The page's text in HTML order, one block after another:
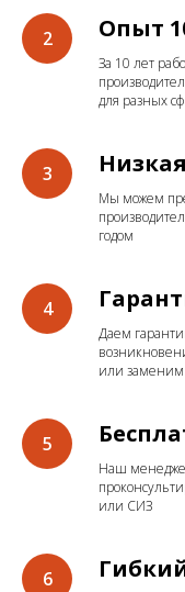
Опыт
За 10 лет
для разных
Мы можем
годом
Даем
или заменим
Наш
или СИЗ